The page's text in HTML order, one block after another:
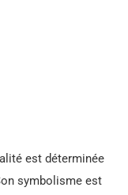
est déterminée
symbolisme est